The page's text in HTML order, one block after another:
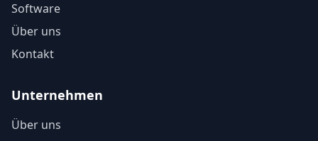
Software
Über uns
Kontakt
Unternehmen
Über uns